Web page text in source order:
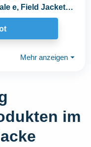
e, Field Jacket
Mehr anzeigen ⏷
im